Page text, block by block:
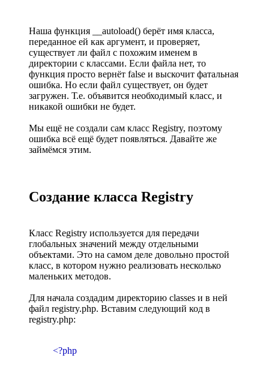
Наша функция __autoload() берёт имя класса,
переданное ей как аргумент, и проверяет,
существует ли файл с похожим именем в
директории с классами. Если файла нет, то
функция просто вернёт false и выскочит фатальная
ошибка. Но если файл существует, он будет
загружен. Т.е. объявится необходимый класс, и
никакой ошибки не будет.
Мы ещё не создали сам класс Registry, поэтому
ошибка всё ещё будет появляться. Давайте же
займёмся этим.
Создание класса Registry
Класс Registry используется для передачи
глобальных значений между отдельными
объектами. Это на самом деле довольно простой
класс, в котором нужно реализовать несколько
маленьких методов.
Для начала создадим директорию classes и в ней
файл registry.php. Вставим следующий код в
registry.php:
<?php